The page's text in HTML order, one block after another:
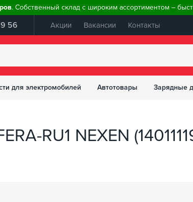
. Собственный склад с широким ассортиментом –
56 Акции Вакансии Контакты
для электромобилей Автотовары Зарядные
RU1 NEXEN